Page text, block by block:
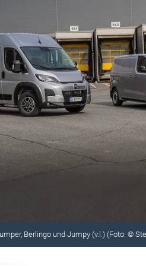
Berlingo und Jumpy (v.l.) (Foto: ©